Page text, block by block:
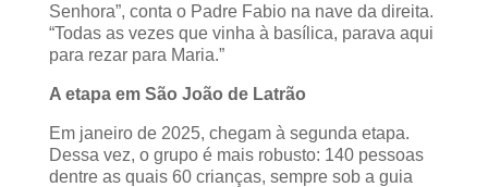
Senhora”, conta o Padre Fabio na nave da direita.
“Todas as vezes que vinha à basílica, parava aqui
para rezar para Maria.”
A etapa em São João de Latrão
Em janeiro de 2025, chegam à segunda etapa.
Dessa vez, o grupo é mais robusto: 140 pessoas
dentre as quais 60 crianças, sempre sob a guia